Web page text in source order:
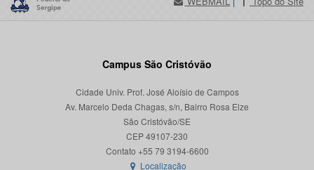
Campus São Cristóvão
Cidade Univ. Prof. José Aloísio de Campos
Av. Marcelo Deda Chagas, s/n, Bairro Rosa Elze
São Cristóvão/SE
CEP 49107-230
Localização